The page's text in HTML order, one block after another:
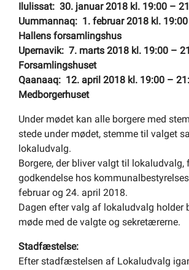
Ilulissat: 30. januar 2018 kl. 19:00 –
Uummannaq: 1. februar 2018 kl.
Hallens forsamlingshus
Upernavik: 7. marts 2018 kl. 19:00 –
Forsamlingshuset
Qaanaaq: 12. april 2018 kl. 19:00 –
Medborgerhuset
Under mødet kan alle borgere med
stede under mødet, stemme til valget
lokaludvalg.
Borgere, der bliver valgt til lokaludvalg,
godkendelse hos
februar og 24. april 2018.
Dagen efter valg af lokaludvalg holder
møde med de valgte og sekretærerne.
Stadfæstelse:
Efter stadfæstelsen af Lokaludvalg